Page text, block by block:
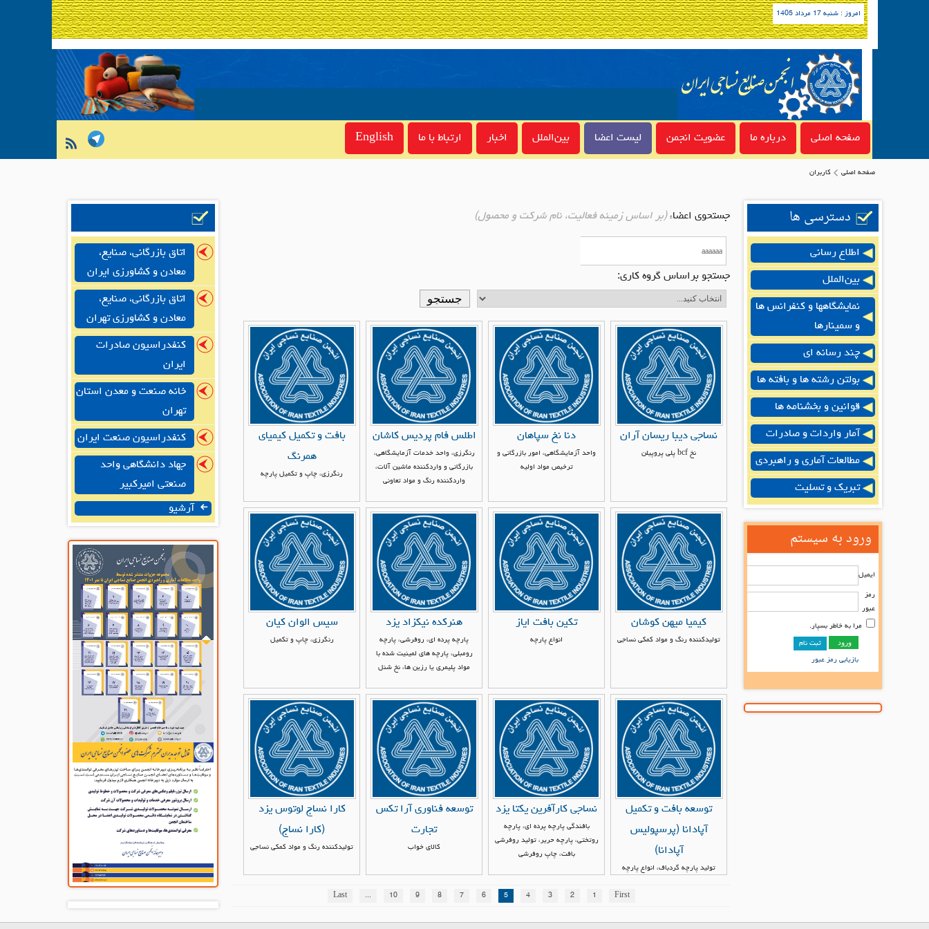
امروز : شنبه 17 مرداد 1405
صفحه اصلی درباره ما عضویت انجمن لیست اعضا بین‌الملل اخبار ارتباط با ما English
صفحه اصلی کاربران
دسترسی ها
اطلاع رسانی
بین‌الملل
نمایشگاهها و کنفرانس ها
و سمینارها
چند رسانه ای
بولتن رشته ها و بافته ها
قوانین و بخشنامه ها
آمار واردات و صادرات
مطالعات آماری و راهبردی
تبریک و تسلیت
ورود به سیستم
ایمیل
رمز
عبور
مرا به خاطر بسپار.
ثبت نام
بازیابی رمز عبور
جستحوی اعضاء(بر اساس زمینه فعالیت، نام شرکت و محصول)
جستجو براساس گروه کاری:
نساجی دیبا ریسان آران
نخ bcf پلی پروپیلن
دنا نخ سپاهان
واحد آزمایشگاهی، امور بازرگانی و
ترخیص مواد اولیه
اطلس فام پردیس کاشان
رنگرزی، واحد خدمات آزمایشگاهی،
بازرگانی و واردکننده ماشین آلات،
واردکننده رنگ و مواد تعاونی
بافت و تکمیل کیمیای
همرنگ
رنگرزی، چاپ و تکمیل پارچه
کیمیا میهن کوشان
تولیدکننده رنگ و مواد کمکی نساجی
تکین بافت ایاز
انواع پارچه
هنرکده نیکزاد یزد
پارچه پرده ای، روفرشی، پارچه
رومبلی، پارچه های لمینیت شده با
مواد پلیمری یا رزین ها، نخ شنل
سیس الوان کیان
رنگرزی، چاپ و تکمیل
توسعه بافت و تکمیل
آپادانا (پرسپولیس
آپادانا)
تولید پارچه گردباف، انواع پارچه
نساجی کارآفرین یکتا یزد
بافندگی پارچه پرده ای، پارچه
روتختی، پارچه حریر، تولید روفرشی
بافت، چاپ روفرشی
توسعه فناوری آرا تکس
تجارت
کالای خواب
کارا نساج لوتوس یزد
(کارا نساج)
تولیدکننده رنگ و مواد کمکی نساجی
First
1
2
3
4
5
6
7
8
9
10
...
Last
اتاق بازرگانی، صنایع،
معادن و کشاورزی ایران
اتاق بازرگانی، صنایع،
معادن و کشاورزی تهران
کنفدراسیون صادرات
ایران
خانه صنعت و معدن استان
تهران
کنفدراسیون صنعت ایران
جهاد دانشگاهی واحد
صنعتی امیرکبیر
آرشیو